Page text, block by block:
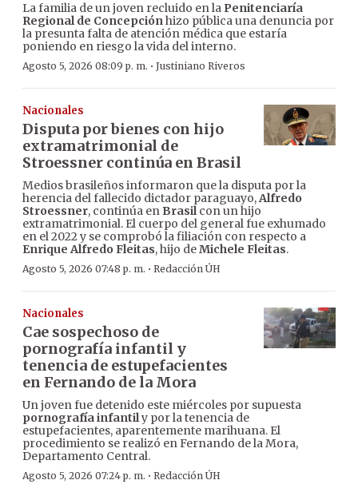
La familia de un joven recluido en la Penitenciaría
Regional de Concepciónhizo pública una denuncia por
la presunta falta de atención médica que estaría
poniendo en riesgo la vida del interno.
Agosto 5, 2026 08:09 p. m. · Justiniano Riveros
Nacionales
Disputa por bienes con hijo
extramatrimonial de
Stroessner continúa en Brasil
Medios brasileños informaron que la disputa por la
herencia del fallecido dictador paraguayo,Alfredo
Stroessner, continúa en Brasilcon un hijo
extramatrimonial. El cuerpo del general fue exhumado
en el 2022 y se comprobó la filiación con respecto a
Enrique Alfredo Fleitas, hijo deMichele Fleitas.
Agosto 5, 2026 07:48 p. m. · Redacción ÚH
Nacionales
Cae sospechoso de
pornografía infantil y
tenencia de estupefacientes
en Fernando de la Mora
Un joven fue detenido este miércoles por supuesta
pornografía infantily por la tenencia de
estupefacientes, aparentemente marihuana. El
procedimiento se realizó en Fernando de la Mora,
Departamento Central.
Agosto 5, 2026 07:24 p. m. · Redacción ÚH